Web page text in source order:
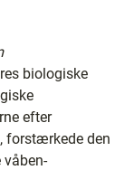
biologiske
efter
forstærkede den